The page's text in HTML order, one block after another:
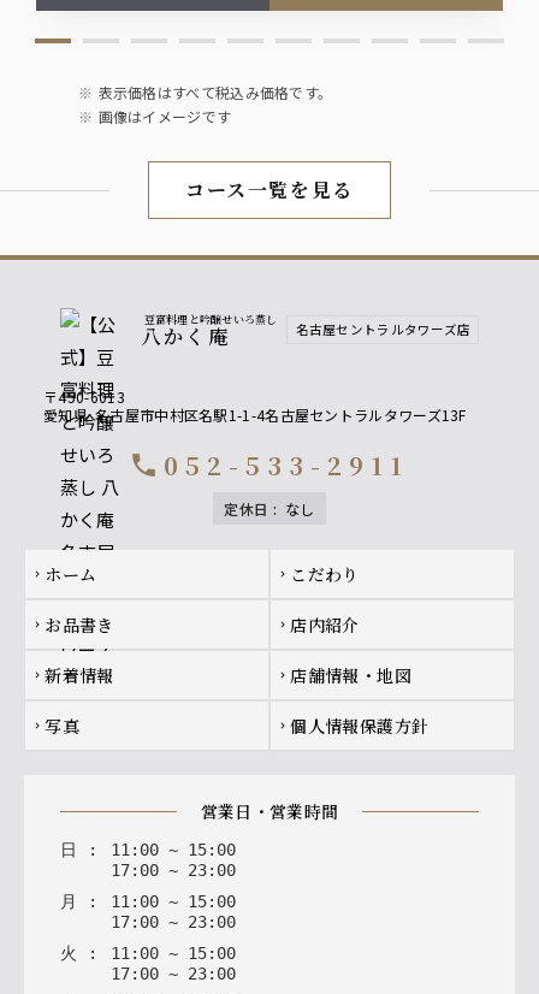
表示価格はすべて税込み価格です。
画像はイメージです
コース一覧を見る
豆富料理と吟醸せいろ蒸し
八かく庵 名古屋セントラルタワーズ店
〒450-6013
愛知県 名古屋市中村区名駅1-1-4名古屋セントラルタワーズ13F
call 052-533-2911
定休日 : なし
Footer navigation
chevron_right ホーム chevron_right こだわり
chevron_right お品書き chevron_right 店内紹介
chevron_right 新着情報 chevron_right 店舗情報・地図
chevron_right 写真 chevron_right 個人情報保護方針
営業日・営業時間
日 : 11 : 00 ~ 15: 00
17: 00 ~ 23: 00
月
: 11 : 00 ~ 15: 00
17: 00 ~ 23: 00
火
: 11 : 00 ~ 15: 00
17: 00 ~ 23: 00